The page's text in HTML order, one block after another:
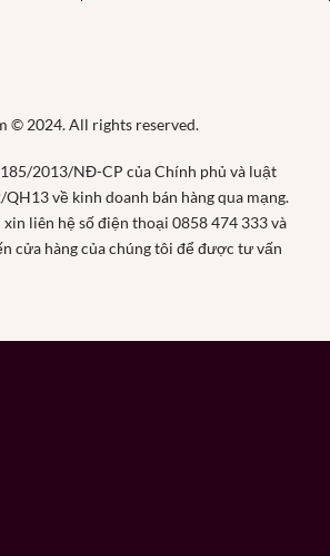
© 2024. All rights reserved.
2013/NĐ-CP của Chính phủ và luật
về kinh doanh bán hàng qua mạng.
liên hệ số điện thoại 0858 474 333 và
cửa hàng của chúng tôi để được tư vấn